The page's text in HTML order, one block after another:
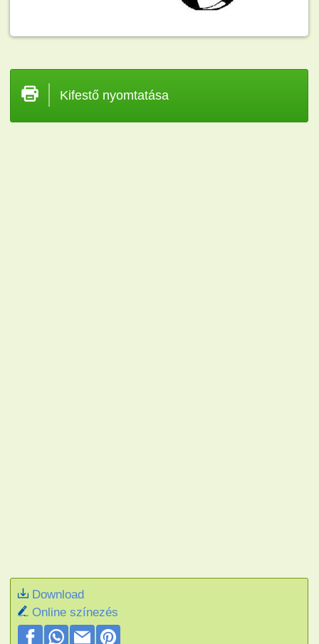
Kifestő nyomtatása
Download
Online színezés